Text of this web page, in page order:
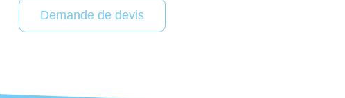
Demande de devis